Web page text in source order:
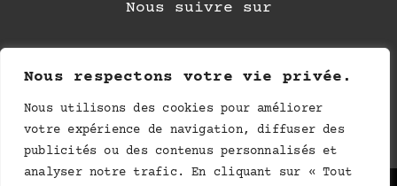
Nous respectons votre vie privée.
Nous utilisons des cookies pour améliorer
votre expérience de navigation, diffuser des
publicités ou des contenus personnalisés et
analyser notre trafic. En cliquant sur « Tout
Nous suivre sur